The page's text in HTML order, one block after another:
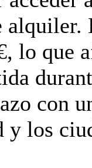
alquiler.
lo que
con
y los